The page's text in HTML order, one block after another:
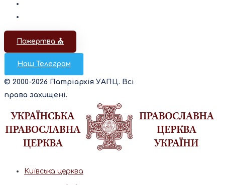
Пожертва ⛪️
Наш Телеграм
© 2000-2026 Патріархія УАПЦ. Всі
права захищені.
Київська церква